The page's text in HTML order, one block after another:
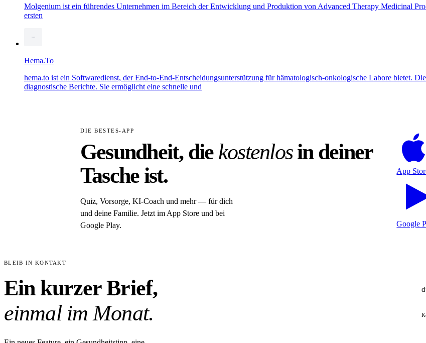
Molgenium ist ein führendes Unternehmen im Bereich der Entwicklung und Produktion von Advanced Therapy Medicinal
ersten
Hema.To
hema.to ist ein Softwaredienst, der End-to-End-Entscheidungsunterstützung für hämatologisch-onkologische Labore bietet.
diagnostische Berichte. Sie ermöglicht eine schnelle und
DIE BESTES-APP
Gesundheit, die kostenlosin deiner
Tasche ist.
Quiz, Vorsorge, KI-Coach und mehr — für dich
und deine Familie. Jetzt im App Store und bei
Google Play.
App
Google
BLEIB IN KONTAKT
Ein kurzer Brief,
einmal im Monat.